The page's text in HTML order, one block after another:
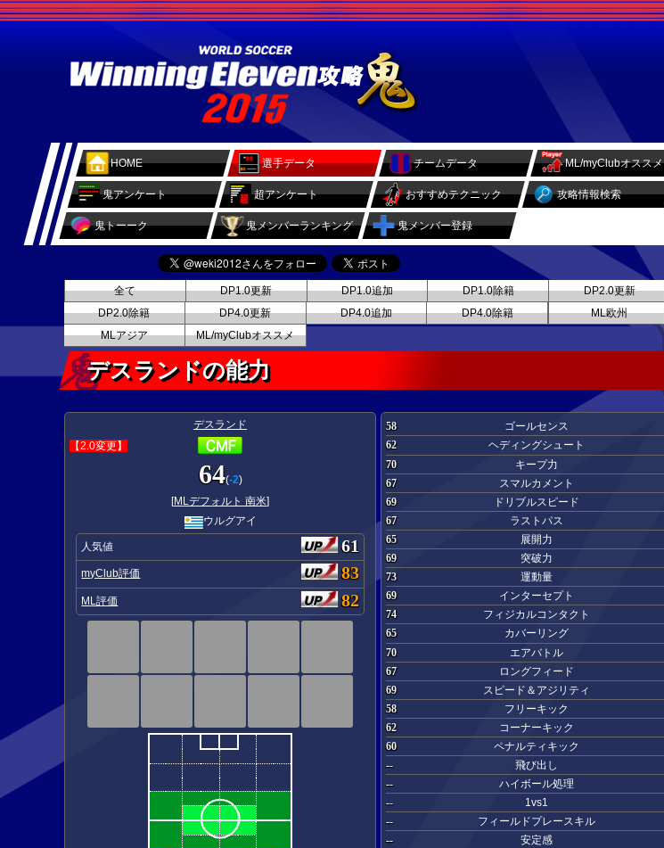
HOME 選手データ チームデータ ML/myClubオススメ
鬼アンケート 超アンケート おすすめテクニック 攻略情報検索
鬼トーーク 鬼メンバーランキング 鬼メンバー登録
全て DP1.0更新 DP1.0追加 DP1.0除籍 DP2.0更新
DP2.0除籍
DP4.0更新 DP4.0追加 DP4.0除籍 ML欧州
MLアジア
ML/myClubオススメ
デスランドの能力
デスランド
【2.0変更】
64(-2)
[MLデフォルト 南米]
ウルグアイ
人気値 61
myClub評価 83
ML評価 82
58
ゴールセンス
62
ヘディングシュート
70
キープ力
67
スマルカメント
69
ドリブルスピード
67
ラストパス
65
展開力
69
突破力
73
運動量
69
インターセプト
74
フィジカルコンタクト
65
カバーリング
70
エアバトル
67
ロングフィード
69
スピード＆アジリティ
58
フリーキック
62
コーナーキック
60
ペナルティキック
--
飛び出し
--
ハイボール処理
--
1vs1
--
フィールドプレースキル
--
安定感